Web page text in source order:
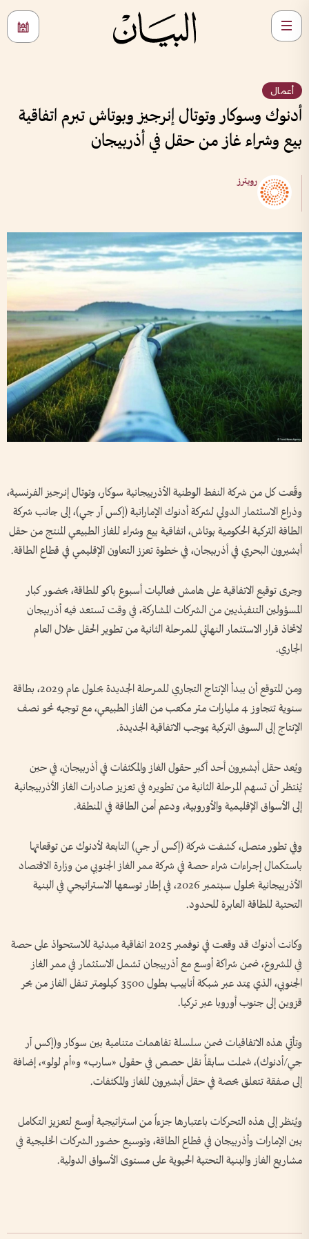
أعمال
أدنوك وسوكار وتوتال إنرجيز وبوتاش تبرم اتفاقية
بيع وشراء غاز من حقل في أذربيجان
رويترز
وقّعت كل من شركة النفط الوطنية الأذربيجانية سوكار، وتوتال إنرجيز الفرنسية،
وذراع الاستثمار الدولي لشركة أدنوك الإماراتية (إكس آر جي)، إلى جانب شركة
الطاقة التركية الحكومية بوتاش، اتفاقية بيع وشراء للغاز الطبيعي المنتج من حقل
أبشيرون البحري في أذربيجان، في خطوة تعزز التعاون الإقليمي في قطاع الطاقة.
وجرى توقيع الاتفاقية على هامش فعاليات أسبوع باكو للطاقة، بحضور كبار
المسؤولين التنفيذيين من الشركات المشاركة، في وقت تستعد فيه أذربيجان
لاتخاذ قرار الاستثمار النهائي للمرحلة الثانية من تطوير الحقل خلال العام
الجاري.
ومن المتوقع أن يبدأ الإنتاج التجاري للمرحلة الجديدة بحلول عام 2029، بطاقة
سنوية تتجاوز 4 مليارات متر مكعب من الغاز الطبيعي، مع توجيه نحو نصف
الإنتاج إلى السوق التركية بموجب الاتفاقية الجديدة.
ويُعد حقل أبشيرون أحد أكبر حقول الغاز والمكثفات في أذربيجان، في حين
يُنتظر أن تسهم المرحلة الثانية من تطويره في تعزيز صادرات الغاز الأذربيجانية
إلى الأسواق الإقليمية والأوروبية، ودعم أمن الطاقة في المنطقة.
وفي تطور متصل، كشفت شركة (إكس آر جي) التابعة لأدنوك عن توقعاتها
باستكمال إجراءات شراء حصة في شركة ممر الغاز الجنوبي من وزارة الاقتصاد
الأذربيجانية بحلول سبتمبر 2026، في إطار توسعها الاستراتيجي في البنية
التحتية للطاقة العابرة للحدود.
وكانت أدنوك قد وقعت في نوفمبر 2025 اتفاقية مبدئية للاستحواذ على حصة
في المشروع، ضمن شراكة أوسع مع أذربيجان تشمل الاستثمار في ممر الغاز
الجنوبي، الذي يمتد عبر شبكة أنابيب بطول 3500 كيلومتر تنقل الغاز من بحر
قزوين إلى جنوب أوروبا عبر تركيا.
وتأتي هذه الاتفاقيات ضمن سلسلة تفاهمات متنامية بين سوكار و(إكس آر
جي/أدنوك)، شملت سابقاً نقل حصص في حقول «سارب» و«أم لولو»، إضافة
إلى صفقة تتعلق بحصة في حقل أبشيرون للغاز والمكثفات.
ويُنظر إلى هذه التحركات باعتبارها جزءاً من استراتيجية أوسع لتعزيز التكامل
بين الإمارات وأذربيجان في قطاع الطاقة، وتوسيع حضور الشركات الخليجية في
مشاريع الغاز والبنية التحتية الحيوية على مستوى الأسواق الدولية.